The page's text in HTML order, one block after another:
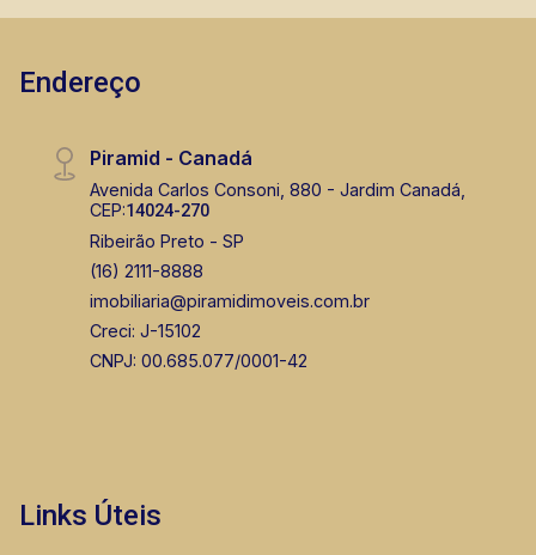
Endereço
Piramid - Canadá
Avenida Carlos Consoni, 880 - Jardim Canadá,
CEP:14024-270
Ribeirão Preto - SP
(16) 2111-8888
imobiliaria@piramidimoveis.com.br
Creci: J-15102
CNPJ: 00.685.077/0001-42
Links Úteis